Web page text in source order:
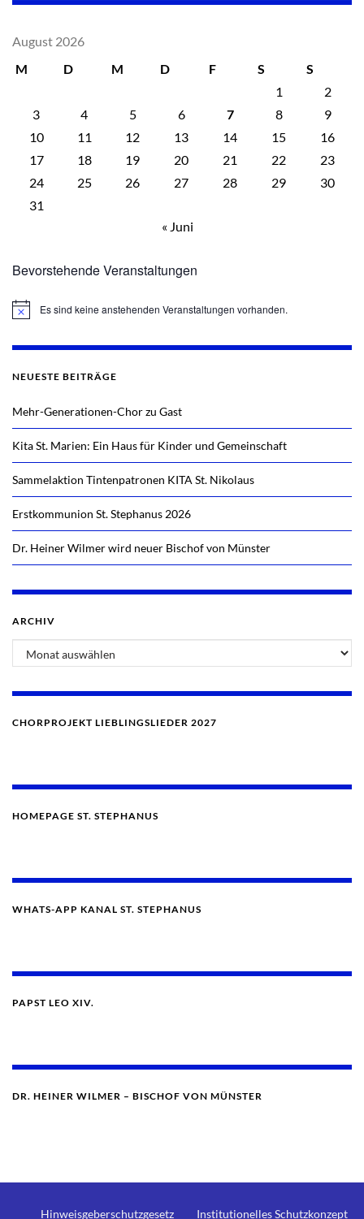
August 2026
M
D M D F S
S
1
2
3
4 5 6 7 8
9
10
11 12 13 14 15
16
17
18 19 20 21 22
23
24
25 26 27 28 29
30
31
« Juni
Bevorstehende Veranstaltungen
HinweisEs sind keine anstehenden Veranstaltungen vorhanden.
NEUESTE BEITRÄGE
Mehr-Generationen-Chor zu Gast
Kita St. Marien: Ein Haus für Kinder und Gemeinschaft
Sammelaktion Tintenpatronen KITA St. Nikolaus
Erstkommunion St. Stephanus 2026
Dr. Heiner Wilmer wird neuer Bischof von Münster
ARCHIV
CHORPROJEKT LIEBLINGSLIEDER 2027
HOMEPAGE ST. STEPHANUS
WHATS-APP KANAL ST. STEPHANUS
PAPST LEO XIV.
DR. HEINER WILMER – BISCHOF VON MÜNSTER
Hinweisgeberschutzgesetz Institutionelles Schutzkonzept